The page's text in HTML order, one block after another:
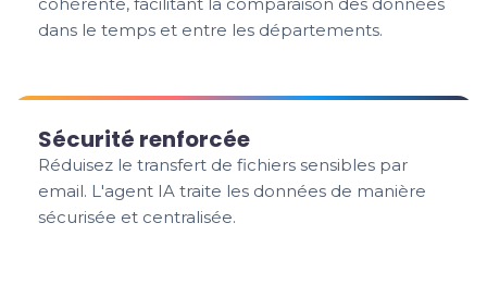
dans le temps et entre les départements.
Sécurité renforcée
Réduisez le transfert de fichiers sensibles par
email. L'agent IA traite les données de manière
sécurisée et centralisée.